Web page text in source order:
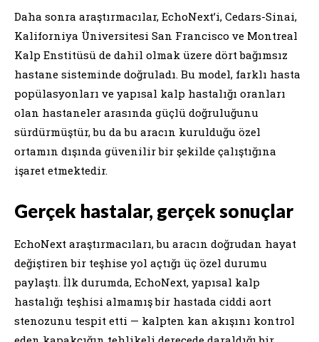
Daha sonra araştırmacılar, EchoNext’i, Cedars-Sinai,
Kaliforniya Üniversitesi San Francisco ve Montreal
Kalp Enstitüsü de dahil olmak üzere dört bağımsız
hastane sisteminde doğruladı. Bu model, farklı hasta
popülasyonları ve yapısal kalp hastalığı oranları
olan hastaneler arasında güçlü doğruluğunu
sürdürmüştür, bu da bu aracın kurulduğu özel
ortamın dışında güvenilir bir şekilde çalıştığına
işaret etmektedir.
Gerçek hastalar, gerçek sonuçlar
EchoNext araştırmacıları, bu aracın doğrudan hayat
değiştiren bir teşhise yol açtığı üç özel durumu
paylaştı. İlk durumda, EchoNext, yapısal kalp
hastalığı teşhisi almamış bir hastada ciddi aort
stenozunu tespit etti — kalpten kan akışını kontrol